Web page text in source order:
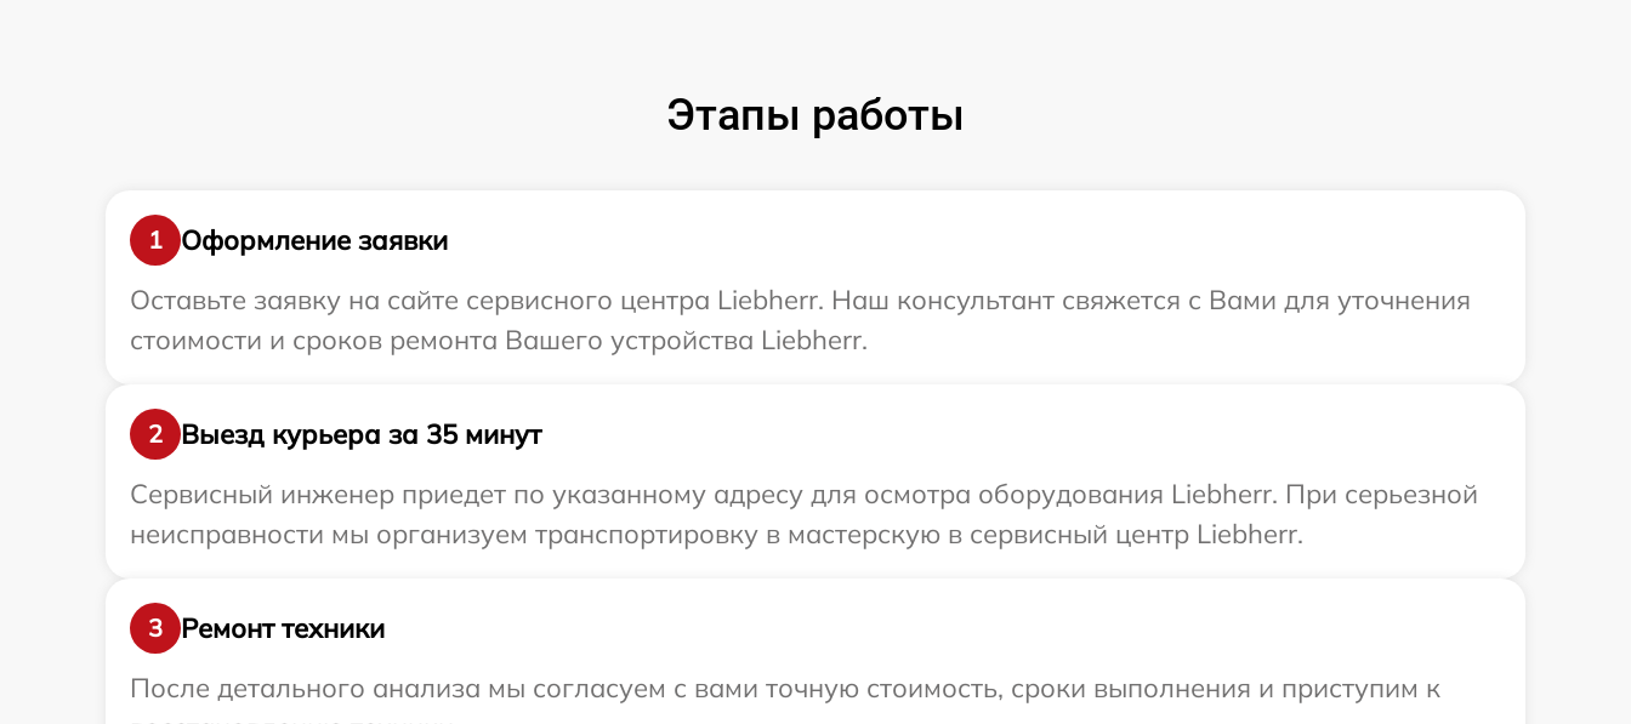
Этапы работы
1
Оформление заявки
Оставьте заявку на сайте сервисного центра Liebherr. Наш консультант свяжется с Вами для уточнения
стоимости и сроков ремонта Вашего устройства Liebherr.
2
Выезд курьера за 35 минут
Сервисный инженер приедет по указанному адресу для осмотра оборудования Liebherr. При серьезной
неисправности мы организуем транспортировку в мастерскую в сервисный центр Liebherr.
3
Ремонт техники
После детального анализа мы согласуем с вами точную стоимость, сроки выполнения и приступим к